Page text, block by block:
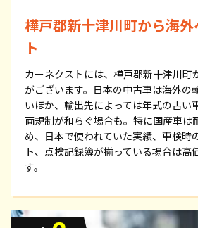
樺戸郡新十津川町から海
ト
カーネクストには、樺戸郡新十津川町
がございます。日本の中古車は海外の
いほか、輸出先によっては年式の古い
両規制が和らぐ場合も。特に国産車は
め、日本で使われていた実績、車検時
ト、点検記録簿が揃っている場合は高
す。